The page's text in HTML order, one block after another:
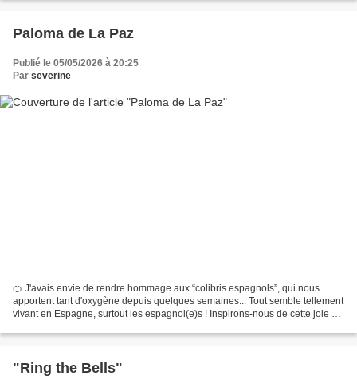
Paloma de La Paz
Publié le 05/05/2026 à 20:25
Par severine
🍊 J'avais envie de rendre hommage aux “colibris espagnols”, qui nous
apportent tant d'oxygène depuis quelques semaines... Tout semble tellement
vivant en Espagne, surtout les espagnol(e)s ! Inspirons-nous de cette joie de
"Ring the Bells"